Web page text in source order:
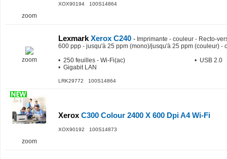
zoom
XOX90194 100S14864
zoom
Lexmark Xerox C240 - Imprimante - couleur - Recto-
600 ppp - jusqu'à 25 ppm (mono)/jusqu'à 25 ppm (couleur) -
• 250 feuilles - Wi-Fi(ac)
• Gigabit LAN
• USB 2.0
LRK29772 100S14864
zoom
Xerox C300 Colour 2400 X 600 Dpi A4 Wi-Fi
XOX90192 100S14873